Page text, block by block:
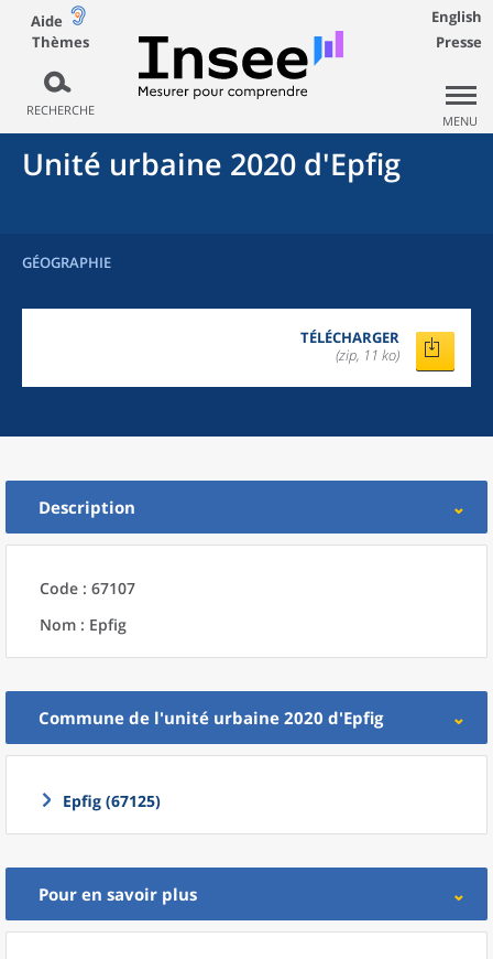
Aide
Thèmes
RECHERCHE
English
Presse
MENU
Unité urbaine 2020 d'Epfig
GÉOGRAPHIE
TÉLÉCHARGER
(zip, 11 ko)
Description
Code : 67107
Nom : Epfig
Commune de l'unité urbaine 2020 d'Epfig
Epfig (67125)
Pour en savoir plus